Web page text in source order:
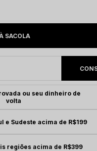
SACOLA
ou seu dinheiro de
volta
e Sudeste acima de R$199
regiões acima de R$399